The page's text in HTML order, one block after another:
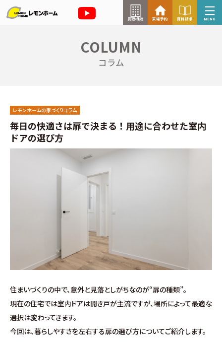
買取相談 来場予約 資料請求 MENU
来場予約はこちら
資料請求はこちら
イベント情報
お知らせ
お客様の声
よくある質問（Q&A）
注文・規格住宅
COLUMN
コラム
レモンホームの家づくりコラム
毎日の快適さは扉で決まる！用途に合わせた室内
ドアの選び方
住まいづくりの中で、意外と見落としがちなのが“扉の種類”。
現在の住宅では室内ドアは開き戸が主流ですが、場所によって最適な
選択は変わってきます。
今回は、暮らしやすさを左右する扉の選び方についてご紹介します。